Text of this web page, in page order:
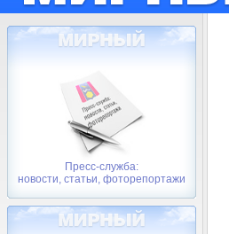
Пресс-служба:
новости, статьи, фоторепортажи